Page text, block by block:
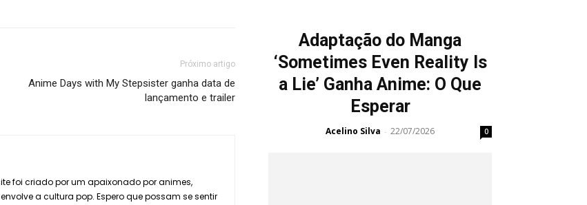
Próximo artigo
Anime Days with My Stepsister ganha data de
lançamento e trailer
foi criado por um apaixonado por animes,
a cultura pop. Espero que possam se sentir
Adaptação do Manga
‘Sometimes Even Reality Is
a Lie’ Ganha Anime: O Que
Esperar
Acelino Silva - 22/07/2026 0